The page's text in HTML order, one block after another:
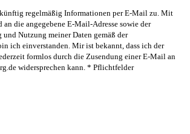
regelmäßig Informationen per E-Mail zu. Mit
an die angegebene E-Mail-Adresse sowie der
und Nutzung meiner Daten gemäß der
ich einverstanden. Mir ist bekannt, dass ich der
formlos durch die Zusendung einer E-Mail an
widersprechen kann. * Pflichtfelder